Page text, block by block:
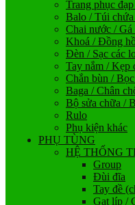
Trang phục
Balo / Túi chứa
Chai nước / Gá
Khoá / Đồng
Đèn / Sạc các
Tay nắm / Kẹp
Chắn bùn /
Baga / Chân
Bộ sửa chữa /
Rulo
Phụ kiện khác
PHỤ TÙNG
HỆ THỐNG
Group
Đùi đĩa
Tay đề
Gạt líp /